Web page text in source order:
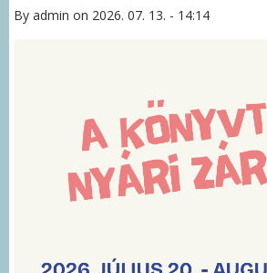
By admin on 2026. 07. 13. - 14:14